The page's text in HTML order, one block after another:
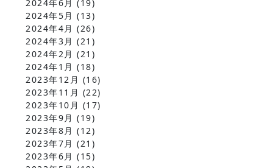
2024年6月 (19)
2024年5月 (13)
2024年4月 (26)
2024年3月 (21)
2024年2月 (21)
2024年1月 (18)
2023年12月 (16)
2023年11月 (22)
2023年10月 (17)
2023年9月 (19)
2023年8月 (12)
2023年7月 (21)
2023年6月 (15)